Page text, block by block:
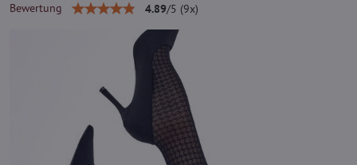
Bewertung 4.89/5 (9x)